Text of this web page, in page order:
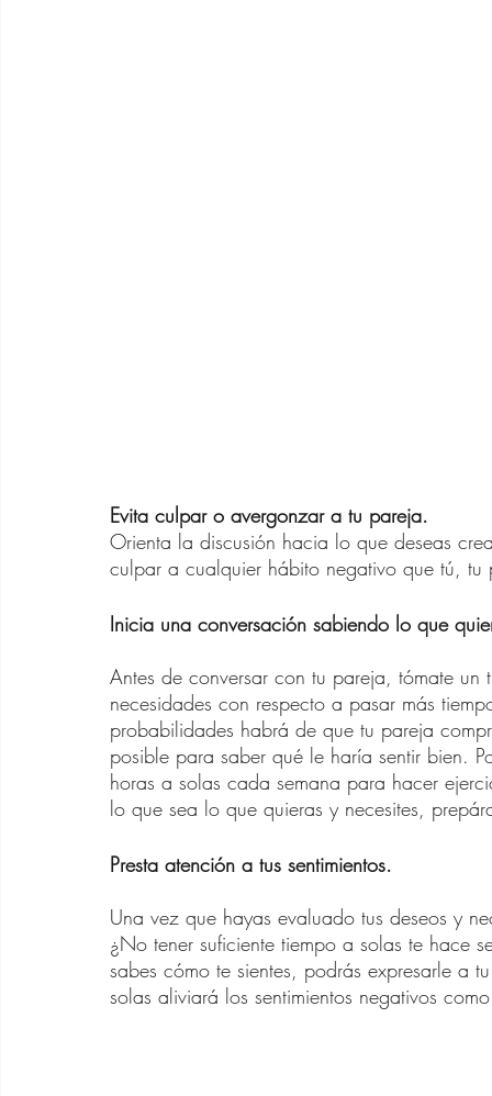
Evita culpar o avergonzar a tu pareja.
Orienta la discusión hacia lo que deseas
culpar a cualquier hábito negativo que tú,
Inicia una conversación sabiendo lo que
Antes de conversar con tu pareja, tómate
necesidades con respecto a pasar más
probabilidades habrá de que tu pareja
posible para saber qué le haría sentir bien.
horas a solas cada semana para hacer
lo que sea lo que quieras y necesites,
Presta atención a tus sentimientos.
Una vez que hayas evaluado tus deseos y
¿No tener suficiente tiempo a solas te hace
sabes cómo te sientes, podrás expresarle a
solas aliviará los sentimientos negativos